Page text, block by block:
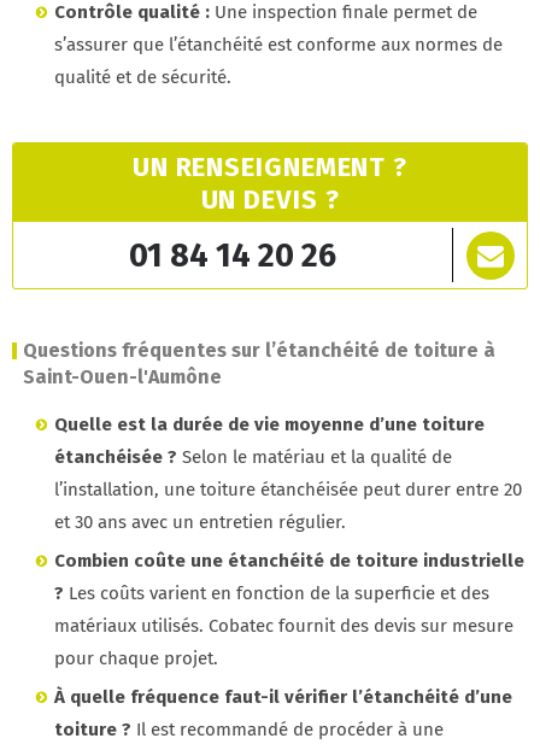
Contrôle qualité : Une inspection finale permet de
s’assurer que l’étanchéité est conforme aux normes de
qualité et de sécurité.
UN RENSEIGNEMENT ?
UN DEVIS ?
01 84 14 20 26
Questions fréquentes sur l’étanchéité de toiture à
Saint-Ouen-l'Aumône
Quelle est la durée de vie moyenne d’une toiture
étanchéisée ? Selon le matériau et la qualité de
l’installation, une toiture étanchéisée peut durer entre 20
et 30 ans avec un entretien régulier.
Combien coûte une étanchéité de toiture industrielle
? Les coûts varient en fonction de la superficie et des
matériaux utilisés. Cobatec fournit des devis sur mesure
pour chaque projet.
À quelle fréquence faut-il vérifier l’étanchéité d’une
toiture ? Il est recommandé de procéder à une